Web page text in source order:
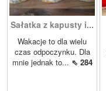
Sałatka z kapusty i...
Wakacje to dla wielu
czas odpoczynku. Dla
mnie jednak to... ⇖ 284